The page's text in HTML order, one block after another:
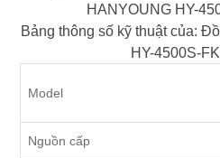
HANYOUNG HY-
Bảng thông số kỹ thuật của:
HY-4500S-
Model
Nguồn cấp